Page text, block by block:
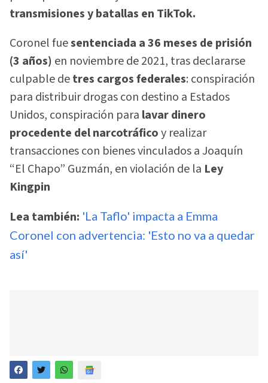
transmisiones y batallas en TikTok.
Coronel fuesentenciada a 36 meses de prisión
(3 años) en noviembre de 2021, tras declararse
culpable detres cargos federales: conspiración
para distribuir drogas con destino a Estados
Unidos, conspiración para lavar dinero
procedente del narcotráficoy realizar
transacciones con bienes vinculados a Joaquín
“El Chapo” Guzmán, en violación de la Ley
Kingpin
Lea también: 'La Taflo' impacta a Emma
Coronel con advertencia: 'Esto no va a quedar
así'